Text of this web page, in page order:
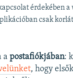
érdekében a
csak
a postafiókjában:
, hogy